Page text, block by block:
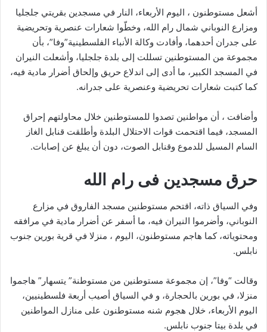
أشعل مستوطنون ، اليوم الأربعاء، النار في مسجدين بقريتي جلجليا
ومزارع النوباني شمال رام الله، وخطّوا شعارات عنصرية وتحريضية
على جدران أحدهما، وأفادت وكالة الأنباء الفلسطينية”وفا”، بأن
مجموعة من المستوطنين تسللت إلى بلدة جلجليا، وأشعلت النيران
في المسجد الكبير، ما أدى إلى اندلاع حريق وإلحاق أضرار مادية فيه،
كما كتبت شعارات تحريضية وعنصرية على جدرانه.
وأضافت ، أن مواطنين تصدوا للمستوطنين خلال محاولتهم إحراق
المسجد، فيما اقتحمت قوات الاحتلال البلدة وأطلقت قنابل الغاز
السام المسيل للدموع وقنابل الصوت، دون أن يبلغ عن إصابات.
حرق مسجدين فى رام الله
وفي السياق ذاته، اقتحم مستوطنين مسجد الفاروق في مزارع
النوباني، وأضرموا النيران فيه، ما أسفر عن أضرار مادية في مرافقه
ومحتوياته، كما هاجم مستوطنون، اليوم ، منزلا في قرية بورين جنوب
نابلس.
وقالت “وفا”، إن مجموعة مستوطنين من مستوطنة” يتسهار” هاجموا
منزلا، في بورين بالحجارة، و في السياق أصيب أربعة فلسطينيين،
اليوم الأربعاء، خلال هجوم شنه مستوطنون على منازل المواطنين
في بلدة بيتا جنوب نابلس.